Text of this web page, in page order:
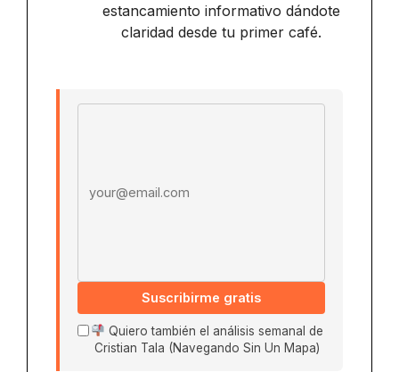
estancamiento informativo dándote
claridad desde tu primer café.
Suscribirme gratis
Quiero también el análisis semanal de
Cristian Tala (Navegando Sin Un Mapa)